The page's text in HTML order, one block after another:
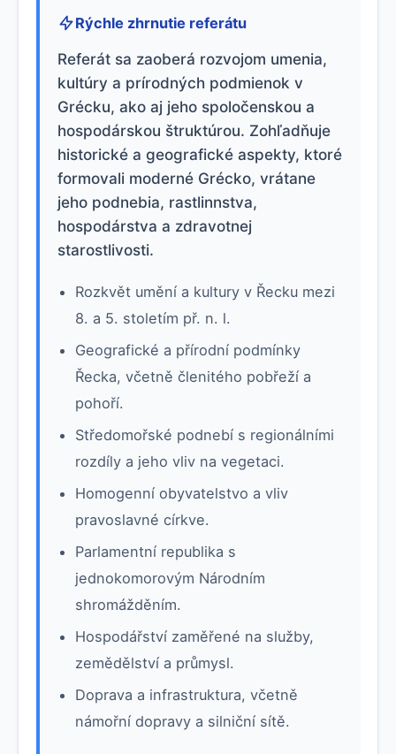
Rýchle zhrnutie referátu
Referát sa zaoberá rozvojom umenia,
kultúry a prírodných podmienok v
Grécku, ako aj jeho spoločenskou a
hospodárskou štruktúrou. Zohľadňuje
historické a geografické aspekty, ktoré
formovali moderné Grécko, vrátane
jeho podnebia, rastlinnstva,
hospodárstva a zdravotnej
starostlivosti.
Rozkvět umění a kultury v Řecku mezi
8. a 5. stoletím př. n. l.
Geografické a přírodní podmínky
Řecka, včetně členitého pobřeží a
pohoří.
Středomořské podnebí s regionálními
rozdíly a jeho vliv na vegetaci.
Homogenní obyvatelstvo a vliv
pravoslavné církve.
Parlamentní republika s
jednokomorovým Národním
shromážděním.
Hospodářství zaměřené na služby,
zemědělství a průmysl.
Doprava a infrastruktura, včetně
námořní dopravy a silniční sítě.